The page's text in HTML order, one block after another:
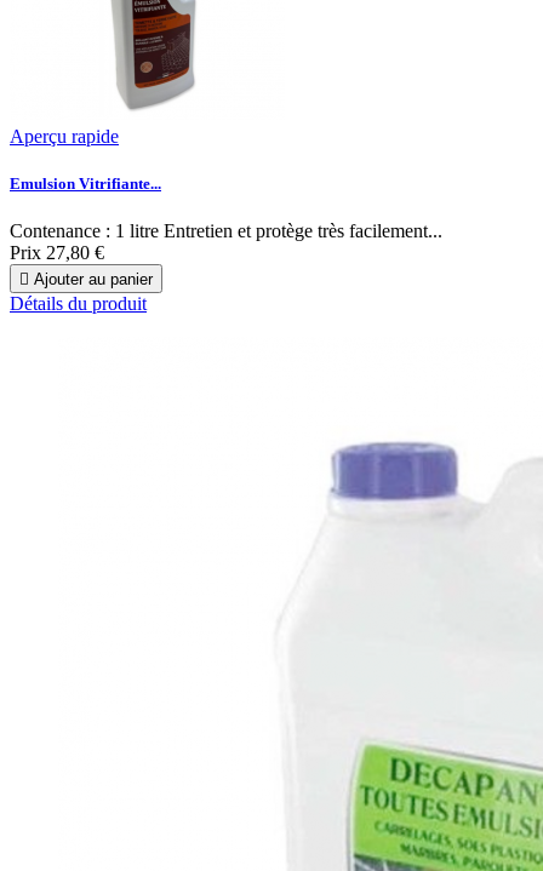
Aperçu rapide
Emulsion Vitrifiante...
Contenance : 1 litre Entretien et protège très facilement...
Prix 27,80 €
 Ajouter au panier
Détails du produit